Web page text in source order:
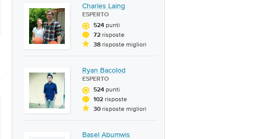
Charles Laing
ESPERTO
524 punti
72 risposte
38 risposte migliori
Ryan Bacolod
ESPERTO
524 punti
102 risposte
30 risposte migliori
Basel Abumwis